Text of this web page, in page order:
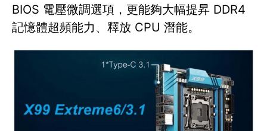
BIOS 電壓微調選項，更能夠大幅提昇 DDR4
記憶體超頻能力、釋放 CPU 潛能。